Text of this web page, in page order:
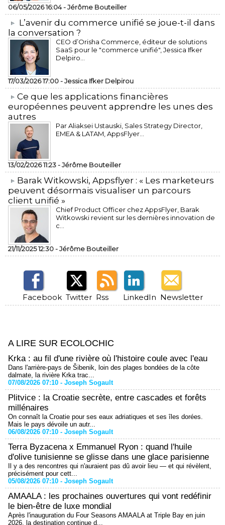
06/05/2026 16:04 -Jérôme Bouteiller
L’avenir du commerce unifié se joue-t-il dans
la conversation ?
CEO d’Orisha Commerce, éditeur de solutions
SaaS pour le "commerce unifié", Jessica Ifker
Delpiro...
17/03/2026 17:00 -Jessica Ifker Delpirou
​Ce que les applications financières
européennes peuvent apprendre les unes des
autres
Par Aliaksei Ustauski, Sales Strategy Director,
EMEA & LATAM, AppsFlyer...
13/02/2026 11:23 -Jérôme Bouteiller
​Barak Witkowski, Appsflyer : « Les marketeurs
peuvent désormais visualiser un parcours
client unifié »
Chief Product Officer chez AppsFlyer, ​Barak
Witkowski revient sur les dernières innovation de
c...
21/11/2025 12:30 -Jérôme Bouteiller
Facebook Twitter Rss LinkedIn Newsletter
A LIRE SUR ECOLOCHIC
Krka : au fil d'une rivière où l'histoire coule avec l'eau
Dans l'arrière-pays de Šibenik, loin des plages bondées de la côte
dalmate, la rivière Krka trac...
07/08/2026 07:10 - Joseph Sogault
Plitvice : la Croatie secrète, entre cascades et forêts
millénaires
On connaît la Croatie pour ses eaux adriatiques et ses îles dorées.
Mais le pays dévoile un autr...
06/08/2026 07:10 - Joseph Sogault
Terra Byzacena x Emmanuel Ryon : quand l'huile
d'olive tunisienne se glisse dans une glace parisienne
Il y a des rencontres qui n'auraient pas dû avoir lieu — et qui révèlent,
précisément pour cett...
05/08/2026 07:10 - Joseph Sogault
AMAALA : les prochaines ouvertures qui vont redéfinir
le bien-être de luxe mondial
Après l'inauguration du Four Seasons AMAALA at Triple Bay en juin
2026, la destination continue d...